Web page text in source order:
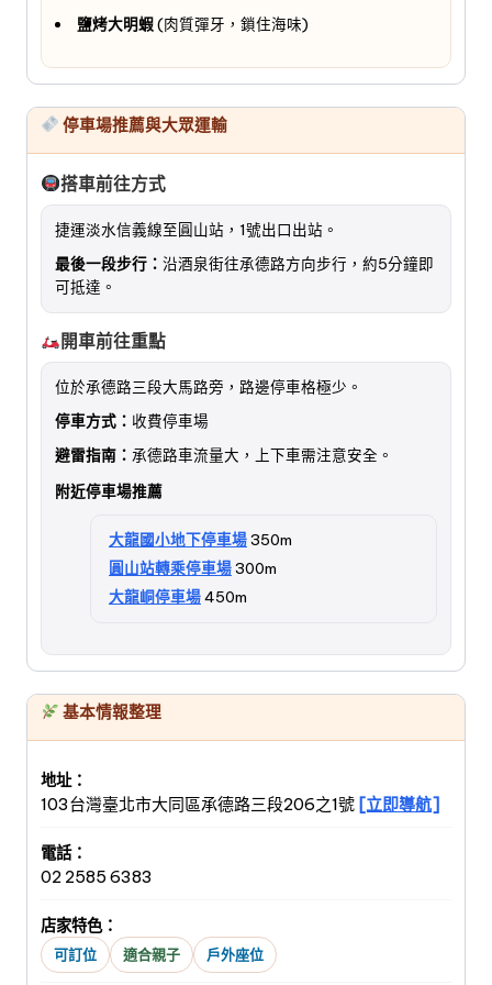
鹽烤大明蝦(肉質彈牙，鎖住海味)
停車場推薦與大眾運輸
搭車前往方式
捷運淡水信義線至圓山站，1號出口出站。
最後一段步行： 沿酒泉街往承德路方向步行，約5分鐘即
可抵達。
開車前往重點
位於承德路三段大馬路旁，路邊停車格極少。
停車方式： 收費停車場
避雷指南： 承德路車流量大，上下車需注意安全。
附近停車場推薦
大龍國小地下停車場350m
圓山站轉乘停車場300m
大龍峒停車場450m
基本情報整理
地址：
103台灣臺北市大同區承德路三段206之1號 [立即導航]
電話：
02 2585 6383
店家特色：
可訂位 適合親子 戶外座位